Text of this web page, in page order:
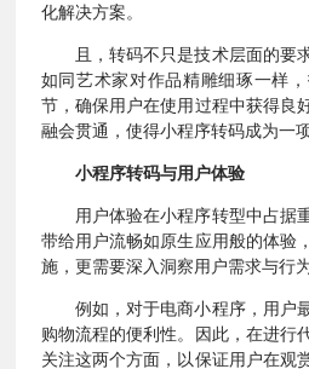
化解决方案。
且，转码不只是技术层面的要
如同艺术家对作品精雕细琢一样
节，确保用户在使用过程中获得良
融会贯通，使得小程序转码成为一
小程序转码与用户体验
用户体验在小程序转型中占据
带给用户流畅如原生应用般的体验
施，更需要深入洞察用户需求与行为
例如，对于电商小程序，用户
购物流程的便利性。因此，在进行
关注这两个方面，以保证用户在观